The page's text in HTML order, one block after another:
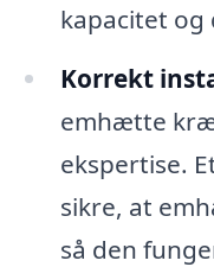
kapacitet og
Korrekt
emhætte
ekspertise.
sikre, at
så den